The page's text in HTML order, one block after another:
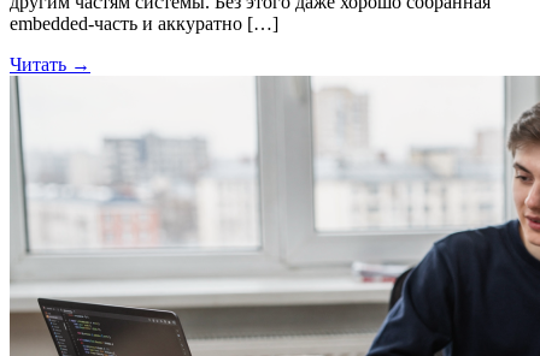
embedded-часть и аккуратно […]
Читать →